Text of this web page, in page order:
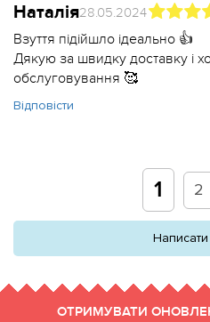
Наталія28.05.2024
Взуття підійшло ідеально 👍
Дякую за швидку доставку і
обслуговування 🥰
Відповісти
1 2
Написати
ОТРИМУВАТИ